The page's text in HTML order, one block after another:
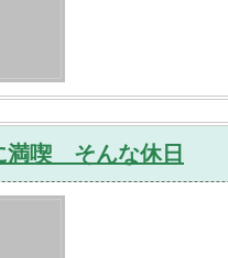
満喫 そんな休日